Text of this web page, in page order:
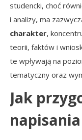
studencki, choć
i analizy, ma
charakter,
teorii, faktów i
te wpływają na
tematyczny oraz
Jak